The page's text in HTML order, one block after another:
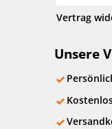
Vertrag
Unsere